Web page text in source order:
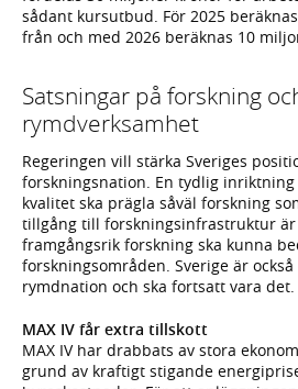
sådant kursutbud. För 2025
från och med 2026 beräknas 10
Satsningar på forskning
rymdverksamhet
Regeringen vill stärka Sveriges
forskningsnation. En tydlig
kvalitet ska prägla såväl forskning
tillgång till forskningsinfrastruktur
framgångsrik forskning ska kunna
forskningsområden. Sverige är
rymdnation och ska fortsatt vara det.
MAX IV får extra tillskott
MAX IV har drabbats av stora
grund av kraftigt stigande